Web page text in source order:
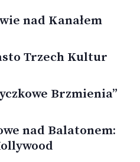
nad Kanałem
Trzech Kultur
Brzmienia”
nad Balatonem: